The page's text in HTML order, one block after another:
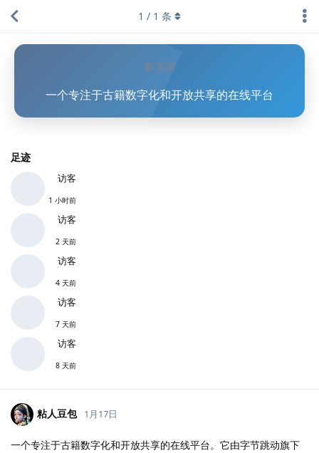
资源
一个专注于古籍数字化和开放共享的在线平台
足迹
访客
1 小时前
访客
2 天前
访客
4 天前
访客
7 天前
访客
8 天前
1 / 1 条
粘人豆包 1月17日
一个专注于古籍数字化和开放共享的在线平台。它由字节跳动旗下